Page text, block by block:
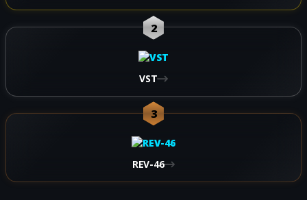
2
VST
3
REV-46